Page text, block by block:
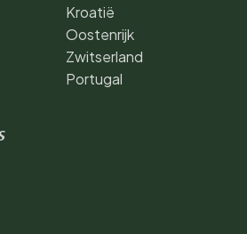
Kroatië
Oostenrijk
Zwitserland
Portugal